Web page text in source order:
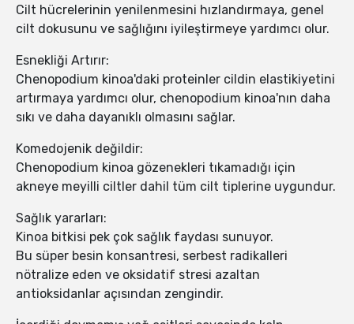
Cilt hücrelerinin yenilenmesini hızlandırmaya, genel
cilt dokusunu ve sağlığını iyileştirmeye yardımcı olur.
Esnekliği Artırır:
Chenopodium kinoa'daki proteinler cildin elastikiyetini
artırmaya yardımcı olur, chenopodium kinoa'nın daha
sıkı ve daha dayanıklı olmasını sağlar.
Komedojenik değildir:
Chenopodium kinoa gözenekleri tıkamadığı için
akneye meyilli ciltler dahil tüm cilt tiplerine uygundur.
Sağlık yararları:
Kinoa bitkisi pek çok sağlık faydası sunuyor.
Bu süper besin konsantresi, serbest radikalleri
nötralize eden ve oksidatif stresi azaltan
antioksidanlar açısından zengindir.